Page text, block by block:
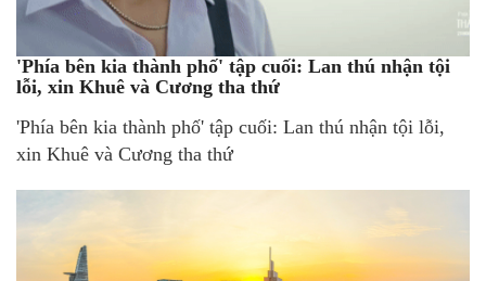
'Phía bên kia thành phố' tập cuối: Lan thú nhận tội
lỗi, xin Khuê và Cương tha thứ
'Phía bên kia thành phố' tập cuối: Lan thú nhận tội lỗi,
xin Khuê và Cương tha thứ